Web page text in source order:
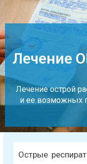
Лечение
Лечение острой
и ее возможных
Острые